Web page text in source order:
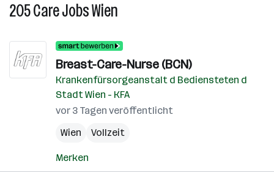
205CareJobsWien
in
Wien
Breast-Care-Nurse (BCN)
Krankenfürsorgeanstalt d Bediensteten d
Stadt Wien - KFA
vor 3 Tagen veröffentlicht
Wien
Vollzeit
Merken